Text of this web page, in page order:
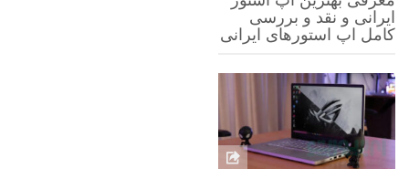
ایرانی و نقد و بررسی
کامل اپ استورهای ایرانی